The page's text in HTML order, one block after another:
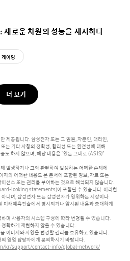
로운 차원의 성능을 제시하다
게이밍
더 보기
제공됩니다. 삼성전자 또는 그 임원, 자문인, 대리인,
는 기타 사항의 정확성, 합리성 또는 완전성에 대해
도 하지 않으며, 해당 내용은 “있는 그대로 (AS IS)”
발생하거나 그와 관련하여 발생하는 어떠한 손해에
지의 어떠한 내용도 본 문서에 포함된 정보, 자료 또는
선스 또는 권리를 부여하는 것으로 해석되지 않습니다.
looking statements)이 포함될 수 있습니다. 이러한
아니며,삼성전자 또는 삼성전자가 영위하는 시장이나
미래예측진술에서 명시되거나 암시된 내용과 중대하게
며 사용자의 시스템 구성에 따라 변경될 수 있습니다.
확하게 재현하지 않을 수 있습니다.
이미지와 사양을 변경할 권리를 보유하고 있습니다.
영업 담당자에게 문의하시기 바랍니다.
kr/support/contact-info/global-network/